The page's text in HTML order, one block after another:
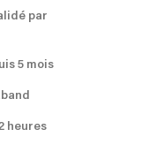
par
5 mois
heures